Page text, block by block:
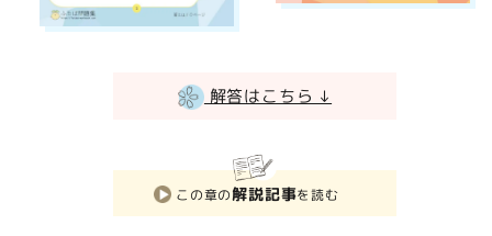
解答はこちら ↓
この章の解説記事を読む